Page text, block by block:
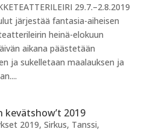
29.7.–2.8.2019
järjestää fantasia-aiheisen
heinä-elokuun
aikana päästetään
ja sukelletaan maalauksen ja
kevätshow’t 2019
2019, Sirkus, Tanssi,